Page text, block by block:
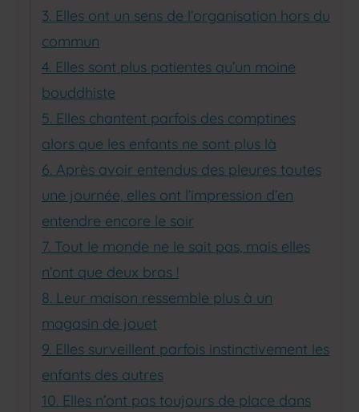
3. Elles ont un sens de l’organisation hors du
commun
4. Elles sont plus patientes qu’un moine
bouddhiste
5. Elles chantent parfois des comptines
alors que les enfants ne sont plus là
6. Après avoir entendus des pleures toutes
une journée, elles ont l’impression d’en
entendre encore le soir
7. Tout le monde ne le sait pas, mais elles
n’ont que deux bras !
8. Leur maison ressemble plus à un
magasin de jouet
9. Elles surveillent parfois instinctivement les
enfants des autres
10. Elles n’ont pas toujours de place dans